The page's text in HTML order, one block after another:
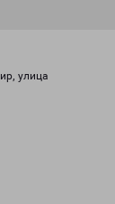
улица